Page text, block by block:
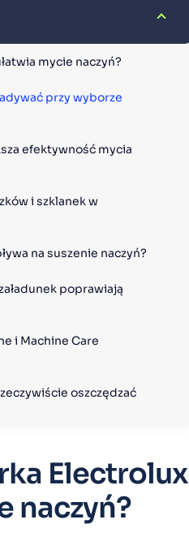
mycie naczyń?
przy wyborze
efektywność mycia
i szklanek w
na suszenie naczyń?
poprawiają
i Machine Care
oszczędzać
Electrolux
naczyń?